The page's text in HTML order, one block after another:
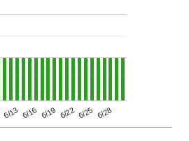
6/13 6/16 6/19 6/22 6/25 6/28